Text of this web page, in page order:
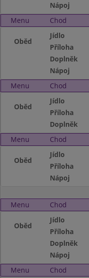
Nápoj
Menu
Chod
Oběd
Jídlo
Příloha
Doplněk
Nápoj
Menu
Chod
Oběd
Jídlo
Příloha
Doplněk
Menu
Chod
Oběd
Jídlo
Příloha
Nápoj
Menu Chod
Oběd
Jídlo
Příloha
Doplněk
Nápoj
Menu
Chod